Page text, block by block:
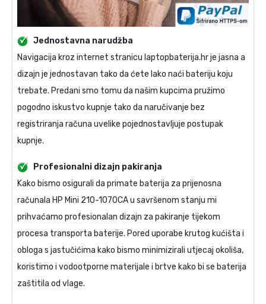
Jednostavna narudžba
Navigacija kroz internet stranicu laptopbaterija.hr je jasna a
dizajn je jednostavan tako da ćete lako naći bateriju koju
trebate. Predani smo tomu da našim kupcima pružimo
pogodno iskustvo kupnje tako da naručivanje bez
registriranja računa uvelike pojednostavljuje postupak
kupnje.
Profesionalni dizajn pakiranja
Kako bismo osigurali da primate baterija za prijenosna
računala HP Mini 210-1070CAu savršenom stanju mi
prihvaćamo profesionalan dizajn za pakiranje tijekom
procesa transporta baterije. Pored uporabe krutog kućišta i
obloga s jastučićima kako bismo minimizirali utjecaj okoliša,
koristimo i vodootporne materijale i brtve kako bi se baterija
zaštitila od vlage.